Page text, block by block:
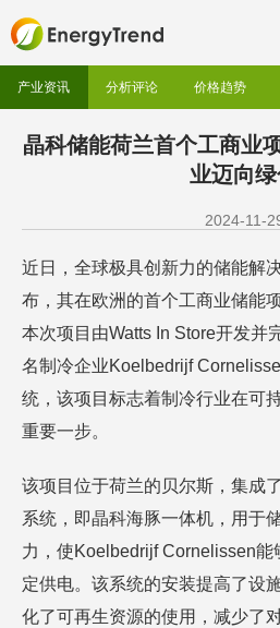
产业资讯 分析评论 价格趋势
晶科储能荷兰首个工商业
业迈向
2024-11-
近日，全球极具创新力的储能解
布，其在欧洲的首个工商业储能
本次项目由Watts In Store开发并
名制冷企业Koelbedrijf
统，该项目标志着制冷行业在可
重要一步。
该项目位于荷兰的贝尔斯，集成
系统，即晶科海豚一体机，用于
力，使Koelbedrijf Cornelissen能
定供电。该系统的安装提高了设
化了可再生资源的使用，减少了